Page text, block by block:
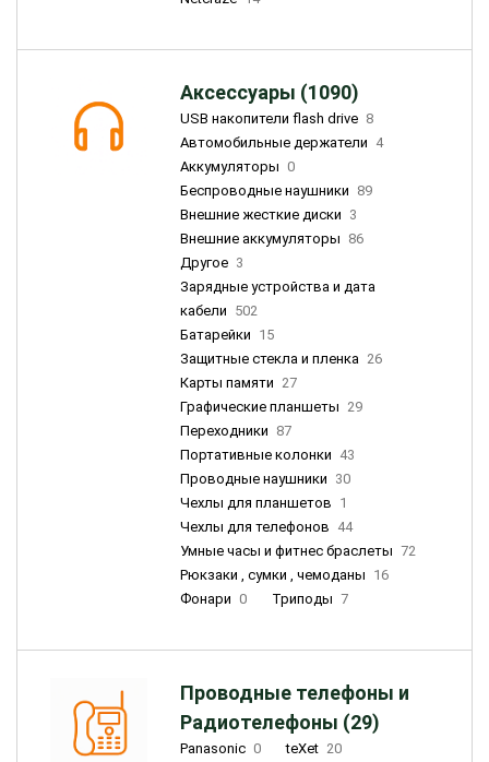
Аксессуары (1090)
USB накопители flash drive 8
Автомобильные держатели 4
Аккумуляторы 0
Беспроводные наушники 89
Внешние жесткие диски 3
Внешние аккумуляторы 86
Другое 3
Зарядные устройства и дата
кабели 502
Батарейки 15
Защитные стекла и пленка 26
Карты памяти 27
Графические планшеты 29
Переходники 87
Портативные колонки 43
Проводные наушники 30
Чехлы для планшетов 1
Чехлы для телефонов 44
Умные часы и фитнес браслеты 72
Рюкзаки , сумки , чемоданы 16
Фонари 0 Триподы 7
Проводные телефоны и
Радиотелефоны (29)
Panasonic 0 teXet 20